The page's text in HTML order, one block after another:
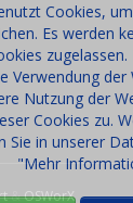
Cookies,
Es werden
Verwendung
Nutzung der
Cookies zu.
Sie in unserer
"Mehr
&OSWorX